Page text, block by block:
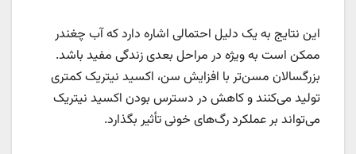
این نتایج به یک دلیل احتمالی اشاره دارد که آب چغندر
ممکن است به ویژه در مراحل بعدی زندگی مفید باشد.
بزرگسالان مسن‌تر با افزایش سن، اکسید نیتریک کمتری
تولید می‌کنند و کاهش در دسترس بودن اکسید نیتریک
می‌تواند بر عملکرد رگ‌های خونی تأثیر بگذارد.